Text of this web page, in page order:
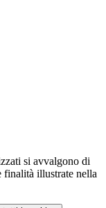
si avvalgono di
finalità illustrate nella